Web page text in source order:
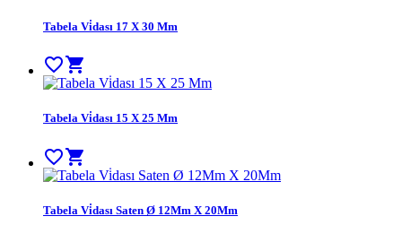
Tabela Vi̇dası 17 X 30 Mm
favorite_bordershopping_cart
Tabela Vi̇dası 15 X 25 Mm
favorite_bordershopping_cart
Tabela Vi̇dası Saten Ø 12Mm X 20Mm